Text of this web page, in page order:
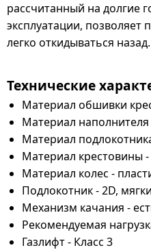
рассчитанный на долгие
эксплуатации, позволяет
легко откидываться назад.
Технические
Материал обшивки
Материал
Материал
Материал крестовины
Материал колес -
Подлокотник - 2D,
Механизм качания -
Рекомендуемая
Газлифт - Класс 3